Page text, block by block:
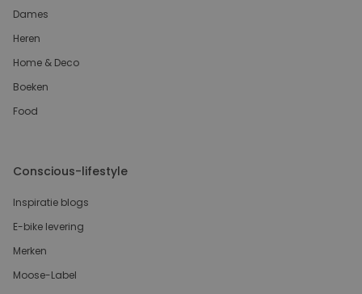
Dames
Heren
Home & Deco
Boeken
Food
Conscious-lifestyle
Inspiratie blogs
E-bike levering
Merken
Moose-Label